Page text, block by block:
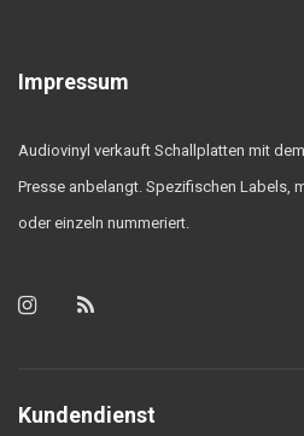
Impressum
Audiovinyl verkauft Schallplatten mit
Presse anbelangt. Spezifischen Labels,
oder einzeln nummeriert.
Kundendienst